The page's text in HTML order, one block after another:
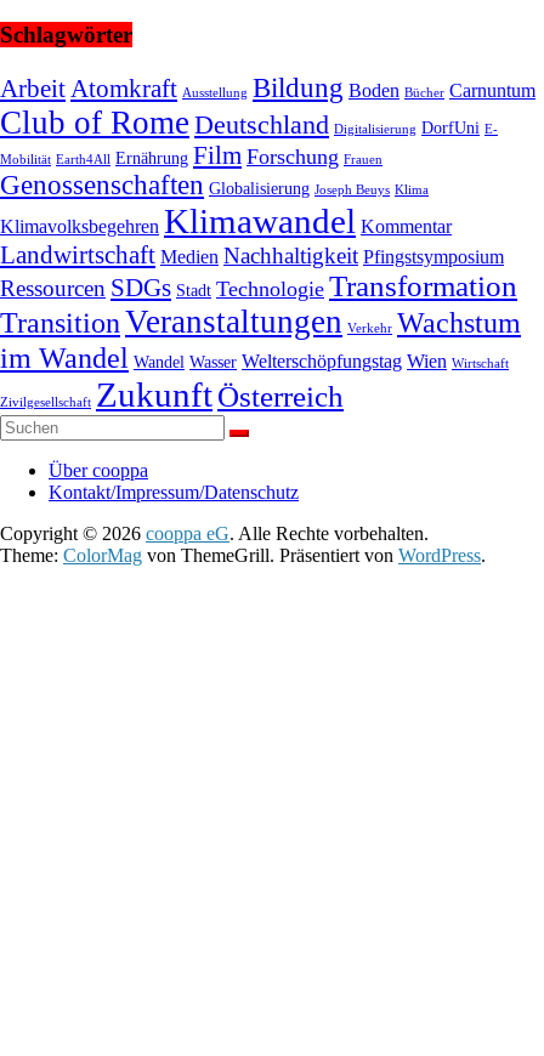
Schlagwörter
Arbeit Atomkraft Ausstellung Bildung Boden Bücher Carnuntum
Club of Rome Deutschland Digitalisierung DorfUni E-
Mobilität Earth4All Ernährung Film Forschung Frauen
Genossenschaften Globalisierung Joseph Beuys Klima
Klimavolksbegehren Klimawandel Kommentar
Landwirtschaft Medien Nachhaltigkeit Pfingstsymposium
Ressourcen SDGs Stadt Technologie Transformation
TransitionVeranstaltungen Verkehr Wachstum
im Wandel Wandel Wasser Welterschöpfungstag Wien Wirtschaft
Zivilgesellschaft ZukunftÖsterreich
Über cooppa
Kontakt/Impressum/Datenschutz
Copyright © 2026 cooppa eG. Alle Rechte vorbehalten.
Theme: ColorMag von ThemeGrill. Präsentiert von WordPress.